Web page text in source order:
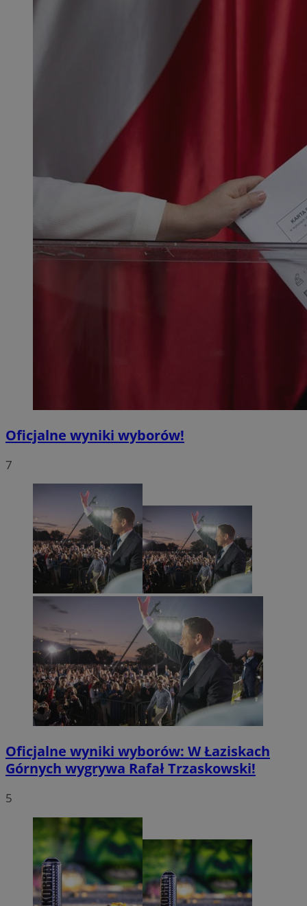
Oficjalne wyniki wyborów!
7
Oficjalne wyniki wyborów: W Łaziskach
Górnych wygrywa Rafał Trzaskowski!
5